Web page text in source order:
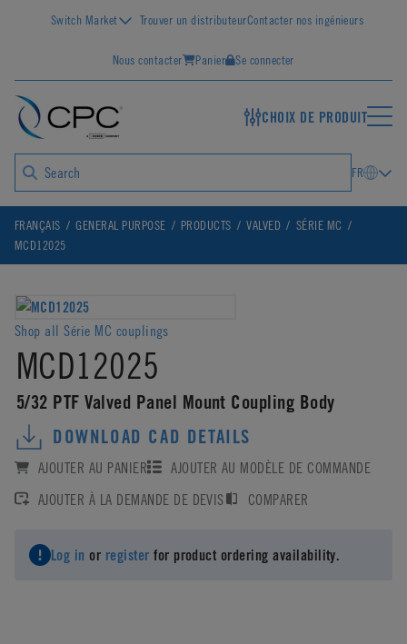
Switch Market Trouver un distributeurContacter nos ingénieurs
Nous contacter Panier Se connecter
CHOIX DE PRODUIT
FR
FRANÇAIS GENERAL PURPOSE PRODUCTS VALVED
SÉRIE MC
MCD12025
Shop all Série MC couplings
MCD12025
5/32 PTF Valved Panel Mount Coupling Body
DOWNLOAD CAD DETAILS
AJOUTER AU PANIER
AJOUTER AU MODÈLE DE COMMANDE
AJOUTER À LA DEMANDE DE DEVIS
COMPARER
Log in or register for product ordering availability.